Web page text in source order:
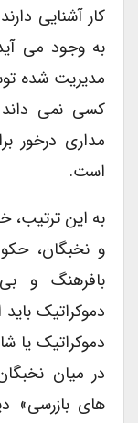
کار آشنایی
به وجود می
مدیریت شده
کسی نمی داند
مداری درخور
است.
به این ترتیب،
و نخبگان،
بافرهنگ و
دموکراتیک باید
دموکراتیک یا
در میان
های بازرسی»